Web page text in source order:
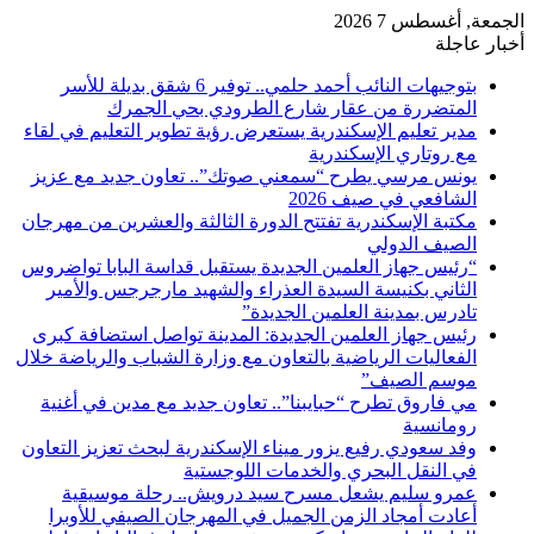
الجمعة, أغسطس 7 2026
أخبار عاجلة
بتوجيهات النائب أحمد حلمي.. توفير 6 شقق بديلة للأسر
المتضررة من عقار شارع الطرودي بحي الجمرك
مدير تعليم الإسكندرية يستعرض رؤية تطوير التعليم في لقاء
مع روتاري الإسكندرية
يونس مرسي يطرح “سمعني صوتك”.. تعاون جديد مع عزيز
الشافعي في صيف 2026
مكتبة الإسكندرية تفتتح الدورة الثالثة والعشرين من مهرجان
الصيف الدولي
“رئيس جهاز العلمين الجديدة يستقبل قداسة البابا تواضروس
الثاني بكنيسة السيدة العذراء والشهيد مارجرجس والأمير
تادرس بمدينة العلمين الجديدة”
رئيس جهاز العلمين الجديدة: المدينة تواصل استضافة كبرى
الفعاليات الرياضية بالتعاون مع وزارة الشباب والرياضة خلال
موسم الصيف”
مي فاروق تطرح “حبايبنا”.. تعاون جديد مع مدين في أغنية
رومانسية
وفد سعودي رفيع يزور ميناء الإسكندرية لبحث تعزيز التعاون
في النقل البحري والخدمات اللوجستية
عمرو سليم يشعل مسرح سيد درويش.. رحلة موسيقية
أعادت أمجاد الزمن الجميل في المهرجان الصيفي للأوبرا